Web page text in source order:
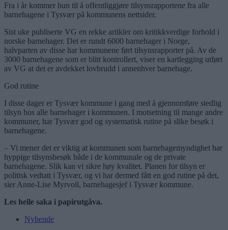
Fra i år kommer hun til å offentliggjøre tilsynsrapportene fra alle
barnehagene i Tysvær på kommunens nettsider.
Sist uke publiserte VG en rekke artikler om kritikkverdige forhold i
norske barnehager. Det er rundt 6000 barnehager i Norge,
halvparten av disse har kommunene ført tilsynsrapporter på. Av de
3000 barnehagene som er blitt kontrollert, viser en kartlegging utført
av VG at det er avdekket lovbrudd i annenhver barnehage.
God rutine
I disse dager er Tysvær kommune i gang med å gjennomføre stedlig
tilsyn hos alle barnehager i kommunen. I motsetning til mange andre
kommuner, har Tysvær god og systematisk rutine på slike besøk i
barnehagene.
– Vi mener det er viktig at kommunen som barnehagemyndighet har
hyppige tilsynsbesøk både i de kommunale og de private
barnehagene. Slik kan vi sikre høy kvalitet. Planen for tilsyn er
politisk vedtatt i Tysvær, og vi har dermed fått en god rutine på det,
sier Anne-Lise Myrvoll, barnehagesjef i Tysvær kommune.
Les heile saka i papirutgåva.
Nyhende